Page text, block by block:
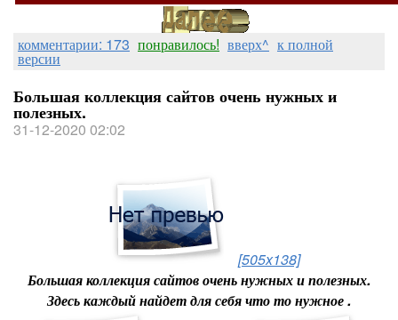
комментарии: 173 понравилось! вверх^ к полной
версии
Большая коллекция сайтов очень нужных и
полезных.
31-12-2020 02:02
[505x138]
Большая коллекция сайтов очень нужных и полезных.
Здесь каждый найдет для себя что то нужное .